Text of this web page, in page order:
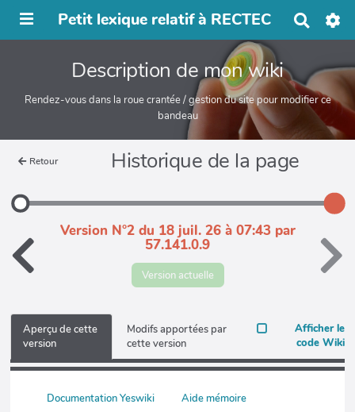
Petit lexique relatif à RECTEC
e
r
c
e
Description de mon wiki
Rendez-vous dans la roue crantée / gestion du site pour modifier ce
bandeau
Retour Historique de la page
Version N°2 du 18 juil. 26 à 07:43 par
57.141.0.9
Version actuelle
Aperçu de cette
version
Modifs apportées par
cette version
Afficher le
code Wiki